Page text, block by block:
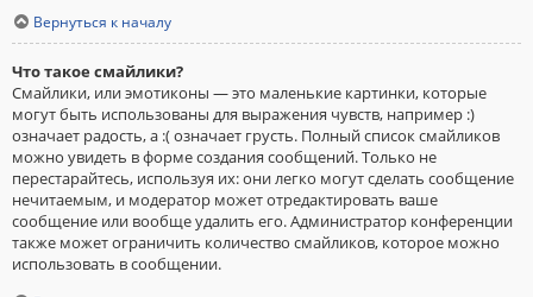
Вернуться к началу
Что такое смайлики?
Смайлики, или эмотиконы — это маленькие картинки, которые
могут быть использованы для выражения чувств, например :)
означает радость, а :( означает грусть. Полный список смайликов
можно увидеть в форме создания сообщений. Только не
перестарайтесь, используя их: они легко могут сделать сообщение
нечитаемым, и модератор может отредактировать ваше
сообщение или вообще удалить его. Администратор конференции
также может ограничить количество смайликов, которое можно
использовать в сообщении.